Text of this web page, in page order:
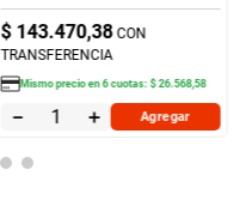
$ 143.470,38 CON
TRANSFERENCIA
Mismo precio en6cuotas:$ 26.568,58
＋
－ Agregar